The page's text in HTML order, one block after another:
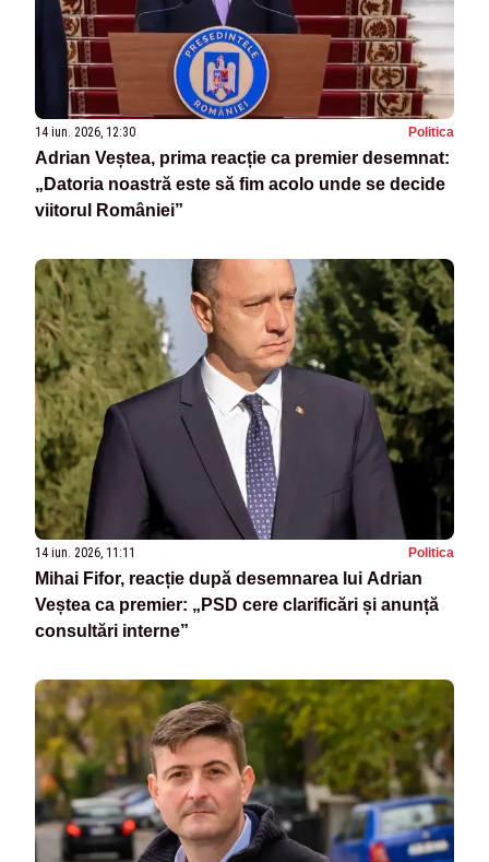
14 iun. 2026, 12:30 Politica
Adrian Veștea, prima reacție ca premier desemnat:
„Datoria noastră este să fim acolo unde se decide
viitorul României”
14 iun. 2026, 11:11 Politica
Mihai Fifor, reacție după desemnarea lui Adrian
Veștea ca premier: „PSD cere clarificări și anunță
consultări interne”